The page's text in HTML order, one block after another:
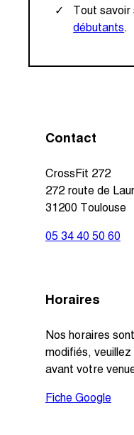
Tout savoir
débutants.
Contact
CrossFit 272
272 route de
31200 Toulouse
05 34 40 50 60
Horaires
Nos horaires
modifiés,
avant votre
Fiche Google